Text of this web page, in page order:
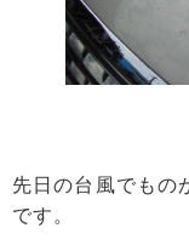
先日の台風でもの
です。